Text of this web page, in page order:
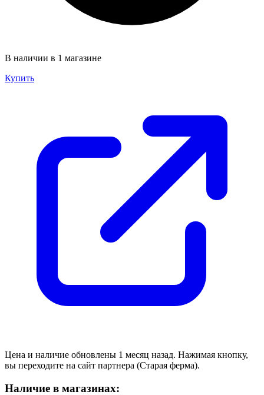
В наличии в 1 магазине
Купить
Цена и наличие обновлены 1 месяц назад. Нажимая кнопку,
вы переходите на сайт партнера (Старая ферма).
Наличие в магазинах: